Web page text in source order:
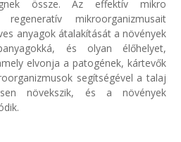
össze. Az effektív mikro
mikroorganizmusait
anyagok átalakítását a növények
és olyan élőhelyet,
elvonja a patogének, kártevők
segítségével a talaj
növekszik, és a növények